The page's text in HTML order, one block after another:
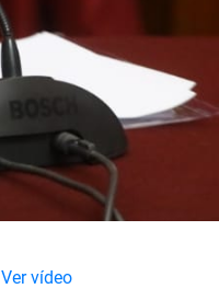
Ver vídeo